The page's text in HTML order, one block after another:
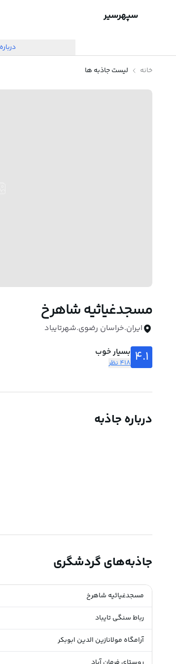
سپهرسیر
خانه لیست جاذبه ها
مسجدغیاثیه شاهرخ
ایران.خراسان رضوی.شهرتایباد
4.1 بسیار خوب
418 نظر
درباره جاذبه
جاذبه‌های گردشگری
مسجدغیاثیه شاهرخ
رباط سنگی تایباد
آرامگاه مولانازین الدین ابوبکر